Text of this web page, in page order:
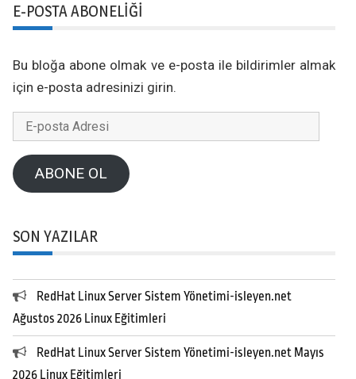
E-POSTA ABONELIĞI
Bu bloğa abone olmak ve e-posta ile bildirimler almak
için e-posta adresinizi girin.
posta
AdresiABONE OL
SON YAZILAR
RedHat Linux Server Sistem Yönetimi-isleyen.net
Ağustos 2026 Linux Eğitimleri
RedHat Linux Server Sistem Yönetimi-isleyen.net Mayıs
2026 Linux Eğitimleri